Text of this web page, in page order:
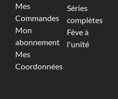
Mes
Commandes
Mon
abonnement
Mes
Coordonnées
Séries
complètes
Fève à
l'unité